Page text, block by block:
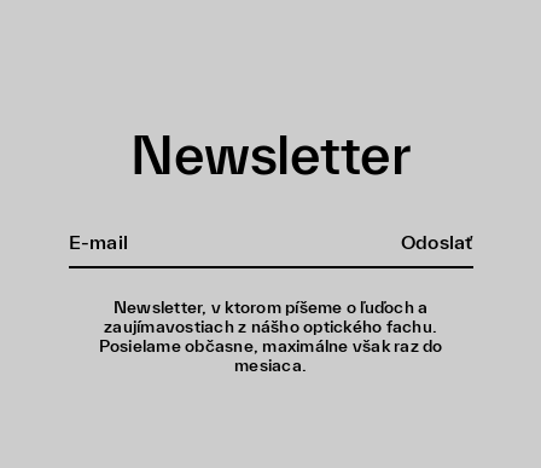
Newsletter
Odoslať
Newsletter, v ktorom píšeme o ľuďoch a
zaujímavostiach z nášho optického fachu.
Posielame občasne, maximálne však raz do
mesiaca.